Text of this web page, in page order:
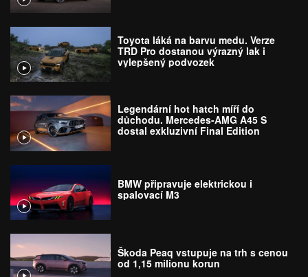
Toyota láká na barvu medu. Verze
TRD Pro dostanou výrazný lak i
vylepšený podvozek
Legendární hot hatch míří do
důchodu. Mercedes-AMG A45 S
dostal exkluzivní Final Edition
BMW připravuje elektrickou i
spalovací M3
Škoda Peaq vstupuje na trh s cenou
od 1,15 milionu korun